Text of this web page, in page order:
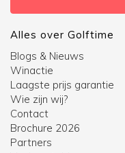
Alles over Golftime
Blogs & Nieuws
Winactie
Laagste prijs garantie
Wie zijn wij?
Contact
Brochure 2026
Partners